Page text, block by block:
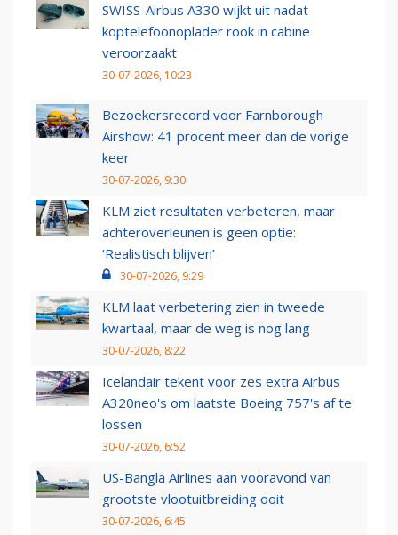
SWISS-Airbus A330 wijkt uit nadat
koptelefoonoplader rook in cabine
veroorzaakt
30-07-2026, 10:23
Bezoekersrecord voor Farnborough
Airshow: 41 procent meer dan de vorige
keer
30-07-2026, 9:30
KLM ziet resultaten verbeteren, maar
achteroverleunen is geen optie:
‘Realistisch blijven’
30-07-2026, 9:29
KLM laat verbetering zien in tweede
kwartaal, maar de weg is nog lang
30-07-2026, 8:22
Icelandair tekent voor zes extra Airbus
A320neo's om laatste Boeing 757's af te
lossen
30-07-2026, 6:52
US-Bangla Airlines aan vooravond van
grootste vlootuitbreiding ooit
30-07-2026, 6:45